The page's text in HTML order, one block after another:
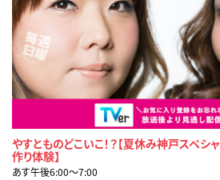
やすとものどこいこ！？【夏休み神戸スペシ
作り体験】
あす午後6:00〜7:00